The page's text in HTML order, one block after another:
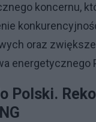
koncernu,
oraz
energetycznego
Polski.